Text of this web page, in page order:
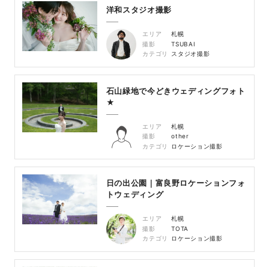
洋和スタジオ撮影
エリア
札幌
撮影
TSUBAI
カテゴリ
スタジオ撮影
石山緑地で今どきウェディングフォト
★
エリア
札幌
撮影
other
カテゴリ
ロケーション撮影
日の出公園｜富良野ロケーションフォ
トウェディング
エリア
札幌
撮影
TOTA
カテゴリ
ロケーション撮影